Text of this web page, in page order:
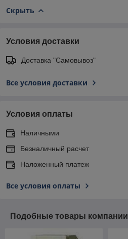
Скрыть
Условия доставки
Доставка "Самовывоз"
Все условия доставки
Условия оплаты
Наличными
Безналичный расчет
Наложенный платеж
Все условия оплаты
Подобные товары компании